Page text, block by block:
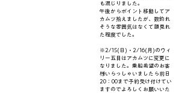
も混じりました。
午後からポイント移動してア
カムツ拾えましたが、数釣れ
そうな雰囲気はなくて顔見れ
た程度でした。
※2/15(日)・2/16(月)のウィ
リー五目はアカムツに変更に
なりました。乗船希望のお客
様いらっしゃいましたら前日
20：00まで予約受け付けてい
ますのでよろしくお願いいた